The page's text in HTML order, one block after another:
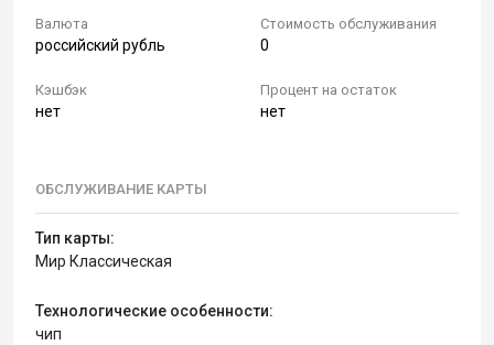
Валюта
российский рубль
Стоимость обслуживания
0
Кэшбэк
нет
Процент на остаток
нет
ОБСЛУЖИВАНИЕ КАРТЫ
Тип карты:
Мир Классическая
Технологические особенности:
чип